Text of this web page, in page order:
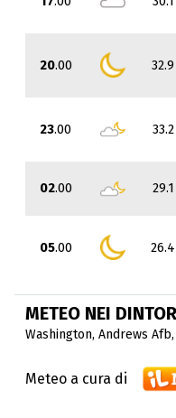
20.00 32.9
23.00 33.2
02.00 29.1
05.00 26.4
METEO NEI
Washington, Andrews Afb,
Meteo a cura di